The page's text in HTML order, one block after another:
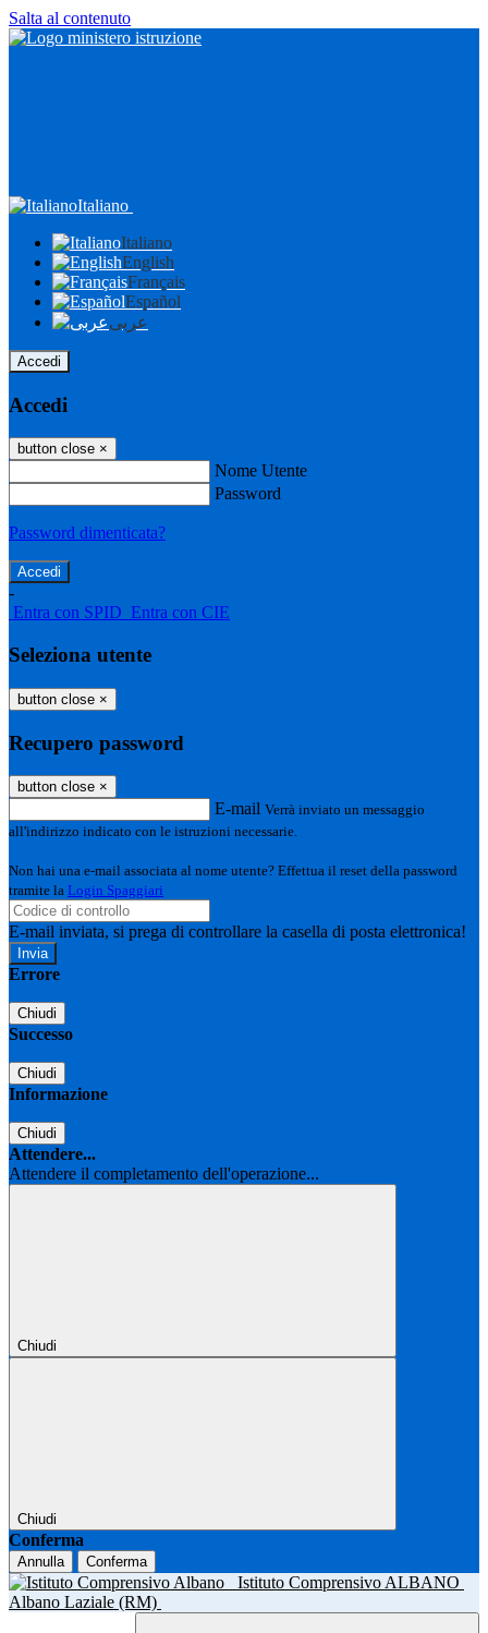
Salta al contenuto
Italiano
Italiano
English
Français
Español
عربى
Accedi
Accedi
button close ×
Nome Utente
Password
Password dimenticata?
-
Entra con SPID Entra con CIE
Seleziona utente
button close ×
Recupero password
button close ×
E-mail Verrà inviato un messaggio
all'indirizzo indicato con le istruzioni necessarie.
Non hai una e-mail associata al nome utente? Effettua il reset della password
tramite la Login Spaggiari
E-mail inviata, si prega di controllare la casella di posta elettronica!
Errore
Chiudi
Successo
Chiudi
Informazione
Chiudi
Attendere...
Attendere il completamento dell'operazione...
Chiudi
Chiudi
Conferma
Annulla Conferma
Istituto Comprensivo ALBANO
Albano Laziale (RM)